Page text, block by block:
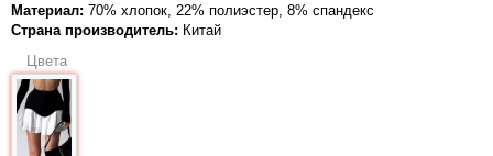
Материал: 70% хлопок, 22% полиэстер, 8% спандекс
Страна производитель: Китай
Цвета